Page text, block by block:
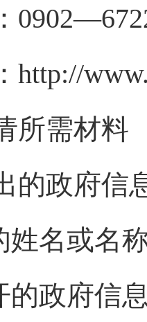
0902—
http://
所需材料
的政府信
姓名或名
的政府信